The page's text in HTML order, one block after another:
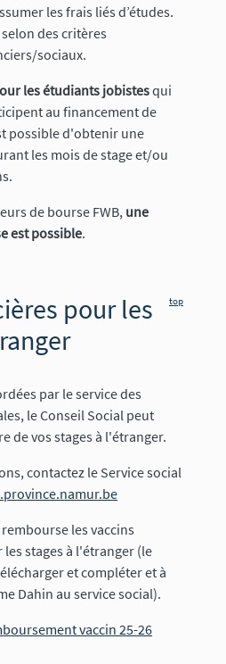
les frais liés d’études.
des critères
sociaux.
les étudiants jobistesqui
au financement de
possible d'obtenir une
les mois de stage et/ou
de bourse FWB, une
est possible.
top
pour les
par le service des
le Conseil Social peut
de vos stages à l'étranger.
contactez le Service social
les vaccins
stages à l'étranger (le
et compléter et à
Dahin au service social).
vaccin 25-26